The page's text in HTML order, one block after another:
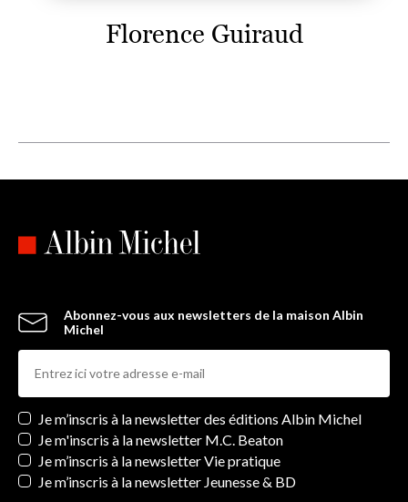
Florence Guiraud
Abonnez-vous aux newsletters de la maison Albin
Michel
Newsletters
Je m’inscris à la newsletter des éditions Albin Michel
Je m'inscris à la newsletter M.C. Beaton
Je m’inscris à la newsletter Vie pratique
Je m’inscris à la newsletter Jeunesse & BD